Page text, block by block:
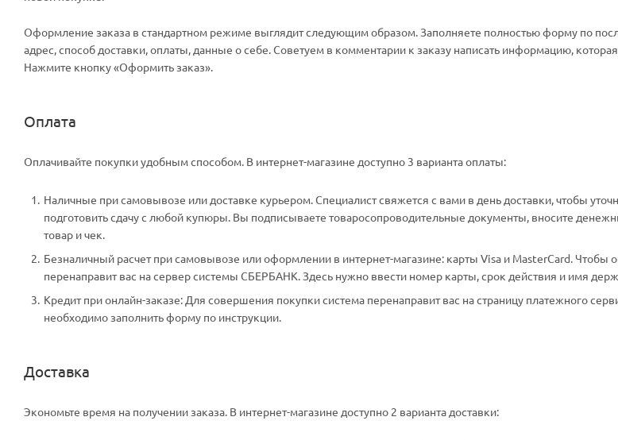
Оформление заказа в стандартном режиме выглядит следующим образом. Заполняете полностью форму по
адрес, способ доставки, оплаты, данные о себе. Советуем в комментарии к заказу написать информацию,
Нажмите кнопку «Оформить заказ».
Оплата
Оплачивайте покупки удобным способом. В интернет-магазине доступно 3 варианта оплаты:
Наличные при самовывозе или доставке курьером. Специалист свяжется с вами в день доставки, чтобы
подготовить сдачу с любой купюры. Вы подписываете товаросопроводительные документы, вносите
товар и чек.
Безналичный расчет при самовывозе или оформлении в интернет-магазине: карты Visa и MasterCard. Чтобы
перенаправит вас на сервер системы СБЕРБАНК. Здесь нужно ввести номер карты, срок действия и имя
Кредит при онлайн-заказе: Для совершения покупки система перенаправит вас на страницу платежного
необходимо заполнить форму по инструкции.
Доставка
Экономьте время на получении заказа. В интернет-магазине доступно 2 варианта доставки: